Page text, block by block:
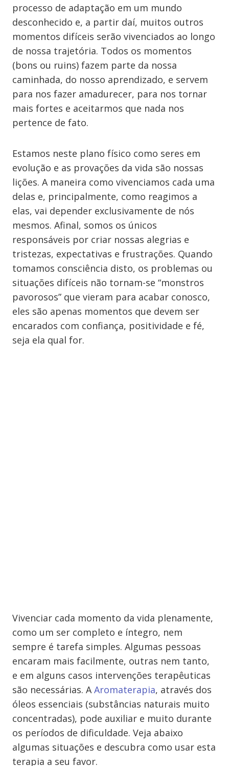
processo de adaptação em um mundo
desconhecido e, a partir daí, muitos outros
momentos difíceis serão vivenciados ao longo
de nossa trajetória. Todos os momentos
(bons ou ruins) fazem parte da nossa
caminhada, do nosso aprendizado, e servem
para nos fazer amadurecer, para nos tornar
mais fortes e aceitarmos que nada nos
pertence de fato.
Estamos neste plano físico como seres em
evolução e as provações da vida são nossas
lições. A maneira como vivenciamos cada uma
delas e, principalmente, como reagimos a
elas, vai depender exclusivamente de nós
mesmos. Afinal, somos os únicos
responsáveis por criar nossas alegrias e
tristezas, expectativas e frustrações. Quando
tomamos consciência disto, os problemas ou
situações difíceis não tornam-se “monstros
pavorosos” que vieram para acabar conosco,
eles são apenas momentos que devem ser
encarados com confiança, positividade e fé,
seja ela qual for.
Vivenciar cada momento da vida plenamente,
como um ser completo e íntegro, nem
sempre é tarefa simples. Algumas pessoas
encaram mais facilmente, outras nem tanto,
e em alguns casos intervenções terapêuticas
são necessárias. AAromaterapia, através dos
óleos essenciais (substâncias naturais muito
concentradas), pode auxiliar e muito durante
os períodos de dificuldade. Veja abaixo
algumas situações e descubra como usar esta
terapia a seu favor.